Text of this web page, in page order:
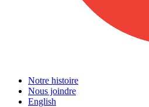
Notre histoire
Nous joindre
English